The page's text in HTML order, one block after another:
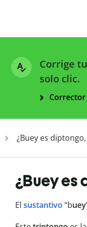
Corrige
solo clic.
¿Buey es
¿Buey
El sustantivo “buey